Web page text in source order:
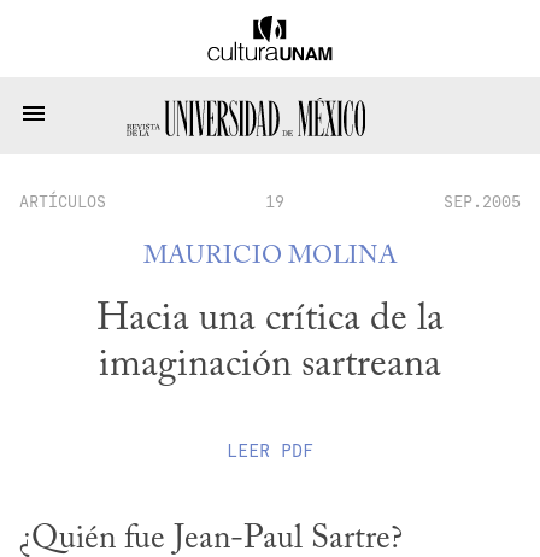
ARTÍCULOS 19 SEP.2005
MAURICIO MOLINA
Hacia una crítica de la
imaginación sartreana
LEER PDF
¿Quién fue Jean-Paul Sartre?